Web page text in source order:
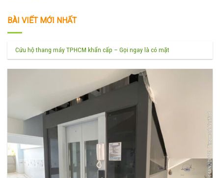
BÀI VIẾT MỚI NHẤT
Cứu hộ thang máy TPHCM khẩn cấp – Gọi ngay là có mặt